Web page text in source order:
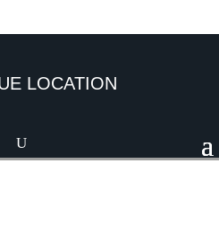
LOCATION